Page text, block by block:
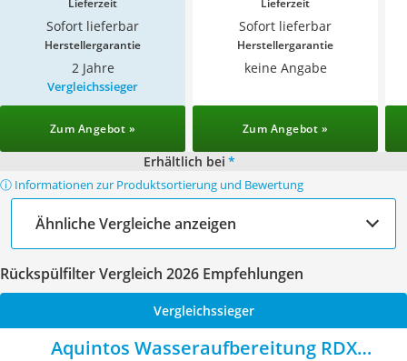
Lieferzeit
Sofort lieferbar
Lieferzeit
Sofort lieferbar
Herstellergarantie
2 Jahre
Herstellergarantie
keine Angabe
Vergleichssieger
Zum Angebot » Zum Angebot »
Erhältlich bei *
ⓘ Informationen zur Produktsortierung und Bewertung
Ähnliche Vergleiche anzeigen
Rückspülfilter Vergleich 2026 Empfehlungen
Vergleichssieger
Aquintos Wasseraufbereitung RDX